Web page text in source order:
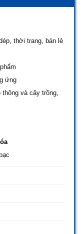
thời trang, bán lẻ
ứng
và cây trồng,